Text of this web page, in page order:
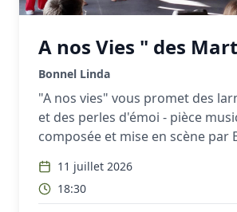
A nos Vies " des
Bonnel Linda
"A nos vies" vous promet des
et des perles d'émoi - pièce
composée et mise en scène par
11 juillet 2026
18:30